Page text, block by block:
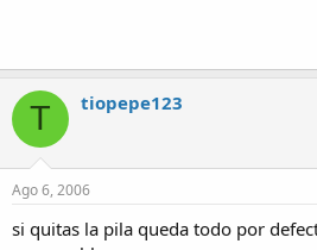
T tiopepe123
Ago 6, 2006
si quitas la pila queda todo por